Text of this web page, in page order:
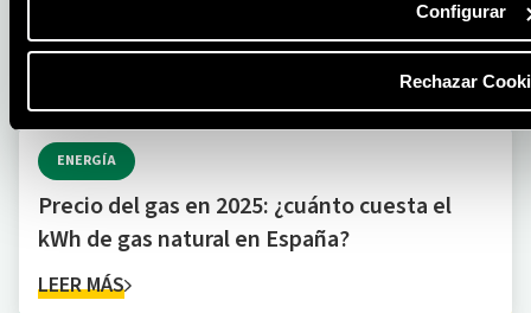
Configurar
Rechazar
ENERGÍA
Precio del gas en 2025: ¿cuánto cuesta el
kWh de gas natural en España?
LEER MÁS